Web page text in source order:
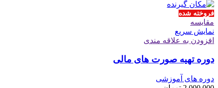
فروخته شده
مقايسه
نمایش سریع
افزودن به علاقه مندی
دوره تهیه صورت های مالی
دوره های آموزشی